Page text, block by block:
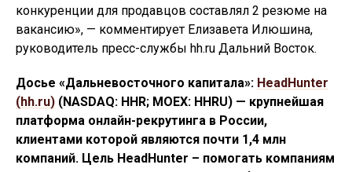
конкуренции для продавцов составлял 2 резюме на
вакансию», — комментирует Елизавета Илюшина,
руководитель пресс-службы hh.ru Дальний Восток.
Досье «Дальневосточного капитала»: HeadHunter
(hh.ru) (NASDAQ: HHR; MOEX: HHRU) — крупнейшая
платформа онлайн-рекрутинга в России,
клиентами которой являются почти 1,4 млн
компаний. Цель HeadHunter – помогать компаниям